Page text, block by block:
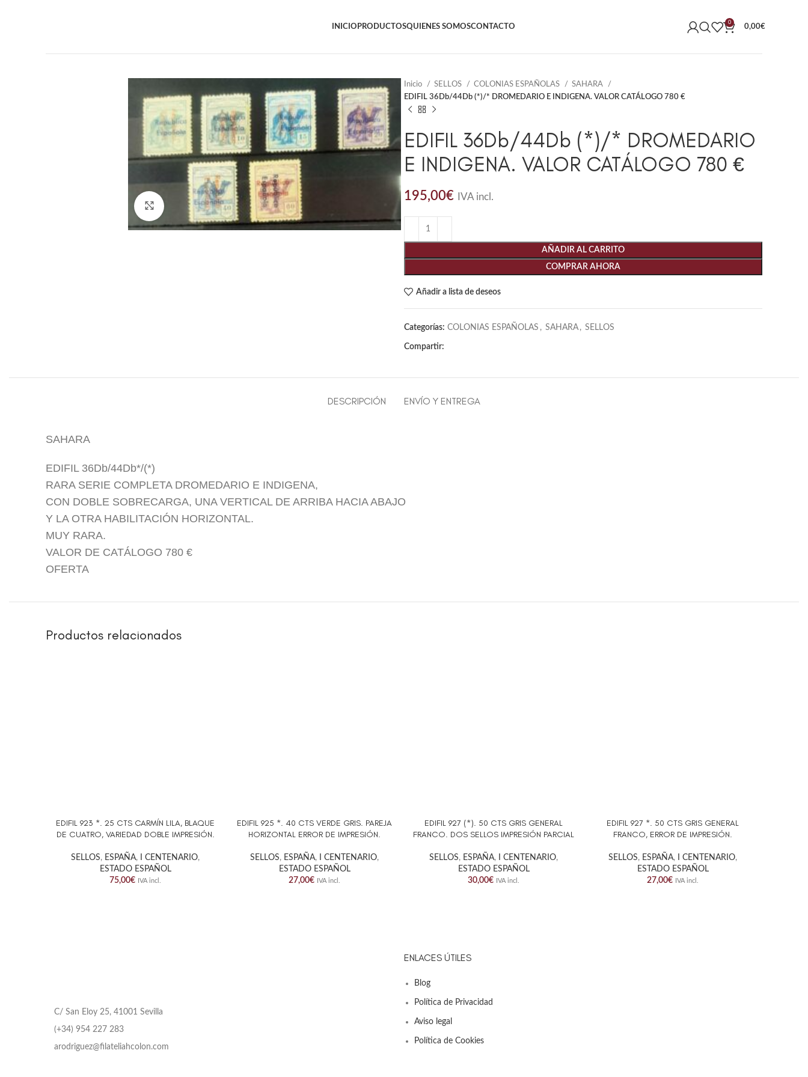
INICIO PRODUCTOSQUIENES SOMOSCONTACTO
0
0,00€
Click to enlarge
Inicio SELLOS COLONIAS ESPAÑOLAS
SAHARA
EDIFIL 36Db/44Db (*)/* DROMEDARIO E INDIGENA. VALOR CATÁLOGO 780 €
EDIFIL 36Db/44Db (*)/* DROMEDARIO
E INDIGENA. VALOR CATÁLOGO 780 €
195,00€ IVA incl.
AÑADIR AL CARRITO
COMPRAR AHORA
Añadir a lista de deseos
Categorías: COLONIAS ESPAÑOLAS , SAHARA , SELLOS
Compartir:
DESCRIPCIÓN ENVÍO Y ENTREGA
SAHARA
EDIFIL 36Db/44Db*/(*)
RARA SERIE COMPLETA DROMEDARIO E INDIGENA,
CON DOBLE SOBRECARGA, UNA VERTICAL DE ARRIBA HACIA ABAJO
Y LA OTRA HABILITACIÓN HORIZONTAL.
MUY RARA.
VALOR DE CATÁLOGO 780 €
OFERTA
Productos relacionados
AÑADIR AL CARRITO
EDIFIL 923 *. 25 CTS CARMÍN LILA, BLAQUE
DE CUATRO, VARIEDAD DOBLE IMPRESIÓN.
SELLOS, ESPAÑA, I CENTENARIO,
ESTADO ESPAÑOL
75,00€ IVA incl.
AÑADIR AL CARRITO
EDIFIL 925 *. 40 CTS VERDE GRIS. PAREJA
HORIZONTAL ERROR DE IMPRESIÓN.
SELLOS, ESPAÑA, I CENTENARIO,
ESTADO ESPAÑOL
27,00€ IVA incl.
AÑADIR AL CARRITO
EDIFIL 927 (*). 50 CTS GRIS GENERAL
FRANCO. DOS SELLOS IMPRESIÓN PARCIAL
SELLOS, ESPAÑA, I CENTENARIO,
ESTADO ESPAÑOL
30,00€ IVA incl.
AÑADIR AL CARRITO
EDIFIL 927 *. 50 CTS GRIS GENERAL
FRANCO, ERROR DE IMPRESIÓN.
SELLOS, ESPAÑA, I CENTENARIO,
ESTADO ESPAÑOL
27,00€ IVA incl.
C/ San Eloy 25, 41001 Sevilla
(+34) 954 227 283
arodriguez@filateliahcolon.com
ENLACES ÚTILES
Blog
Política de Privacidad
Aviso legal
Política de Cookies